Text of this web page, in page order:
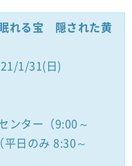
眠れる宝 隠された黄
1/31(日)
ンター（9:00～
日のみ 8:30～